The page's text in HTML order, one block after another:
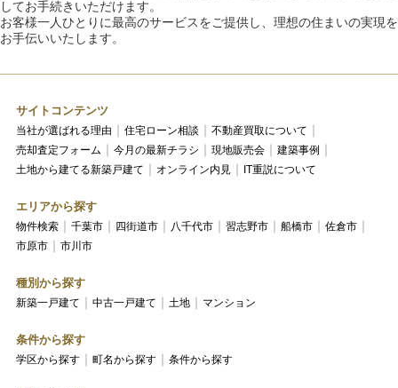
してお手続きいただけます。
お客様一人ひとりに最高のサービスをご提供し、理想の住まいの実現を
お手伝いいたします。
サイトコンテンツ
当社が選ばれる理由 住宅ローン相談
不動産買取について
売却査定フォーム
今月の最新チラシ 現地販売会
建築事例
土地から建てる新築戸建て
オンライン内見 IT重説について
エリアから探す
物件検索 千葉市 四街道市 八千代市 習志野市 船橋市
佐倉市
市原市
市川市
種別から探す
新築一戸建て 中古一戸建て 土地 マンション
条件から探す
学区から探す 町名から探す 条件から探す